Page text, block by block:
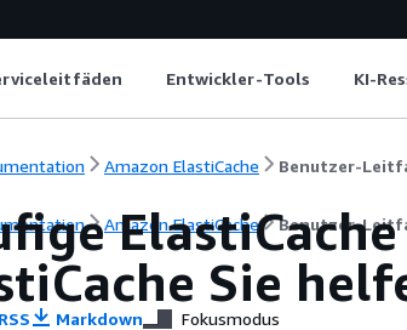
Entwickler-Tools KI-
Amazon ElastiCache Benutzer-
Amazon ElastiCache Benutzer-
Sie
RSS Markdown Fokusmodus